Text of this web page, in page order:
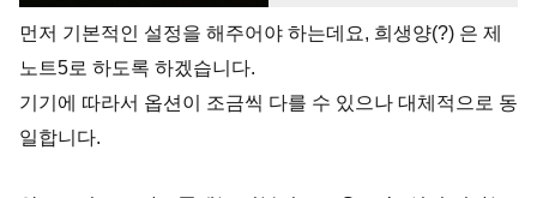
먼저 기본적인 설정을 해주어야 하는데요, 희생양(?) 은 제
노트5로 하도록 하겠습니다.
기기에 따라서 옵션이 조금씩 다를 수 있으나 대체적으로 동
일합니다.